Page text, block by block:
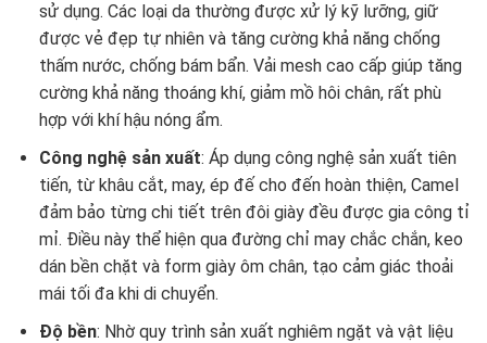
sử dụng. Các loại da thường được xử lý kỹ lưỡng, giữ
được vẻ đẹp tự nhiên và tăng cường khả năng chống
thấm nước, chống bám bẩn. Vải mesh cao cấp giúp tăng
cường khả năng thoáng khí, giảm mồ hôi chân, rất phù
hợp với khí hậu nóng ẩm.
Công nghệ sản xuất: Áp dụng công nghệ sản xuất tiên
tiến, từ khâu cắt, may, ép đế cho đến hoàn thiện, Camel
đảm bảo từng chi tiết trên đôi giày đều được gia công tỉ
mỉ. Điều này thể hiện qua đường chỉ may chắc chắn, keo
dán bền chặt và form giày ôm chân, tạo cảm giác thoải
mái tối đa khi di chuyển.
Độ bền: Nhờ quy trình sản xuất nghiêm ngặt và vật liệu